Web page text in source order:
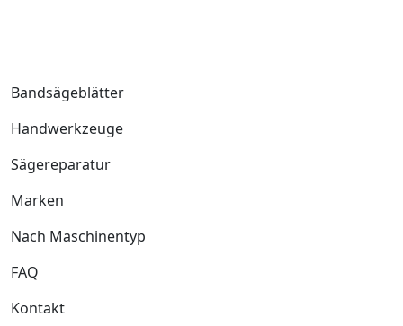
Bandsägeblätter
Handwerkzeuge
Sägereparatur
Marken
Nach Maschinentyp
FAQ
Kontakt